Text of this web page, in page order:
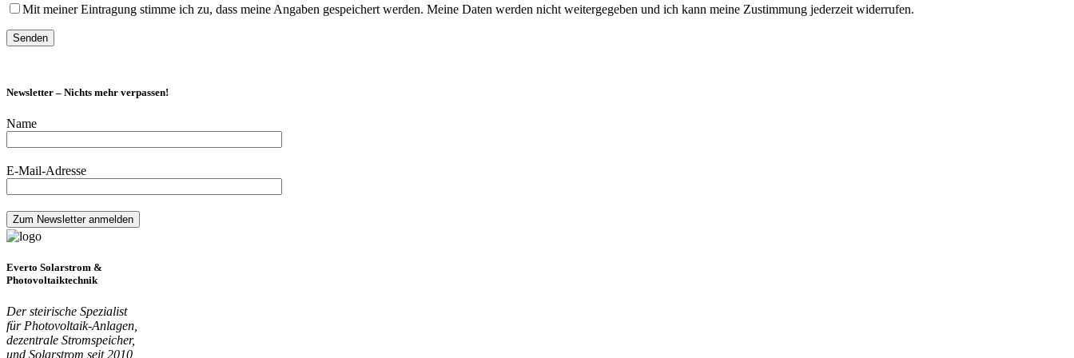
Mit meiner Eintragung stimme ich zu, dass meine Angaben gespeichert werden. Meine Daten werden nicht weitergegeben und ich kann meine Zustimmung jederzeit widerrufen.
Newsletter – Nichts mehr verpassen!
Name
E-Mail-Adresse
Everto Solarstrom &
Photovoltaiktechnik
Der steirische Spezialist
für Photovoltaik-Anlagen,
dezentrale Stromspeicher,
und Solarstrom seit 2010